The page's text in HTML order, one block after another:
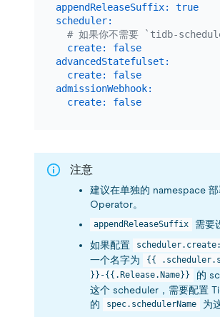
appendReleaseSuffix:
true
scheduler:
# 如果你不需要 `tidb-
create:
false
advancedStatefulset:
create:
false
admissionWebhook:
create:
false
注意
建议在单独的 namespace
Operator。
appendReleaseSuffix 需要
如果配置
一个名字为
{{
}}-{{.Release.Name}}
的
这个 scheduler，需要配置
的
spec.schedulerName 为